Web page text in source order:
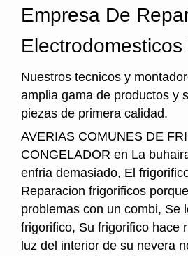
Empresa De
Nuestros tecnicos y
amplia gama de productos y
piezas de primera calidad.
AVERIAS COMUNES DE
CONGELADOR en La
enfria demasiado, El
Reparacion frigorificos
problemas con un combi, Se
frigorifico, Su frigorifico hace
luz del interior de su nevera